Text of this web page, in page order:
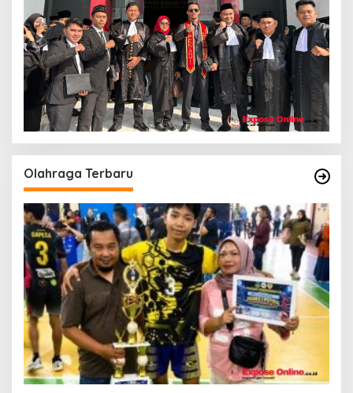
Olahraga Terbaru